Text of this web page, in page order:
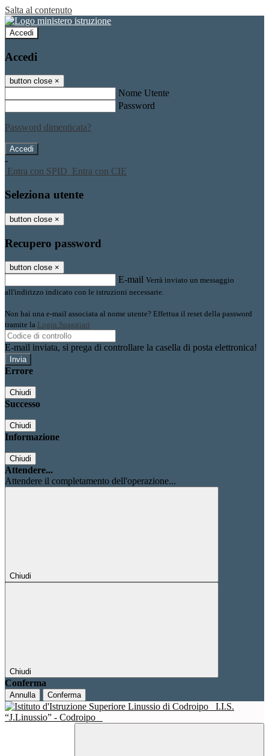
Salta al contenuto
Accedi
Accedi
button close ×
Nome Utente
Password
Password dimenticata?
-
Entra con SPID Entra con CIE
Seleziona utente
button close ×
Recupero password
button close ×
E-mail Verrà inviato un messaggio
all'indirizzo indicato con le istruzioni necessarie.
Non hai una e-mail associata al nome utente? Effettua il reset della password
tramite la Login Spaggiari
E-mail inviata, si prega di controllare la casella di posta elettronica!
Errore
Chiudi
Successo
Chiudi
Informazione
Chiudi
Attendere...
Attendere il completamento dell'operazione...
Chiudi
Chiudi
Conferma
Annulla Conferma
I.I.S.
“J.Linussio” - Codroipo